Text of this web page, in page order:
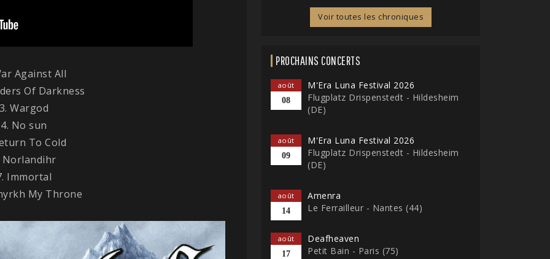
Against All
Of Darkness
Wargod
No sun
To Cold
Norlandihr
Immortal
My Throne
Voir toutes les chroniques
PROCHAINS CONCERTS
août
08
M'Era Luna Festival 2026
Flugplatz Drispenstedt - Hildesheim
(DE)
août
09
M'Era Luna Festival 2026
Flugplatz Drispenstedt - Hildesheim
(DE)
août
14
Amenra
Le Ferrailleur - Nantes (44)
août
17
Deafheaven
Petit Bain - Paris (75)